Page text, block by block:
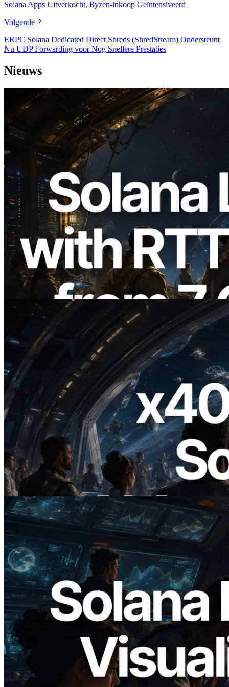
Solana Apps Uitverkocht, Ryzen-inkoop Geïntensiveerd
Volgende
ERPC Solana Dedicated Direct Shreds (ShredStream) Ondersteunt
Nu UDP Forwarding voor Nog Snellere Prestaties
Nieuws
2026.08.05
ERPC Breidt Solana Leader Slot API Uit
met Pingmeting vanuit 7 Wereldwijde
Regio’s — Validators Information API
Ook Gelanceerd
2026.07.04
ERPC Lanceert x402-Enabled Solana
RPC — Het Tijdperk Waarin AI Agents
On Demand Voor API's Betalen
Lees dit artikel
2026.05.24
Validators Solutions lanceert Solana
Block Analyzer — blockproductietijd per
slot en de toegewezen validator
gevisualiseerd